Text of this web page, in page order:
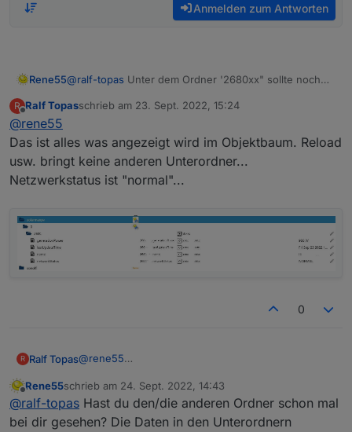
Anmelden zum Antworten
Rene55@ralf-topas Unter dem Ordner '2680xx" sollte noch
weitere Datenpunkte sind. Wie ist denn der derzeitige
R
Offline
Ralf Topasschrieb am 23. Sept. 2022, 15:24
zuletzt editiert von
@rene55
Das ist alles was angezeigt wird im Objektbaum. Reload
usw. bringt keine anderen Unterordner...
Netzwerkstatus ist "normal"...
0
R Ralf Topas@rene55
Reload usw. bringt keine anderen Unterordner...
Netzwerkstatus ist "normal"...
Offline
Rene55schrieb am 24. Sept. 2022, 14:43
zuletzt editiert von
@ralf-topas Hast du den/die anderen Ordner schon mal
bei dir gesehen? Die Daten in den Unterordnern